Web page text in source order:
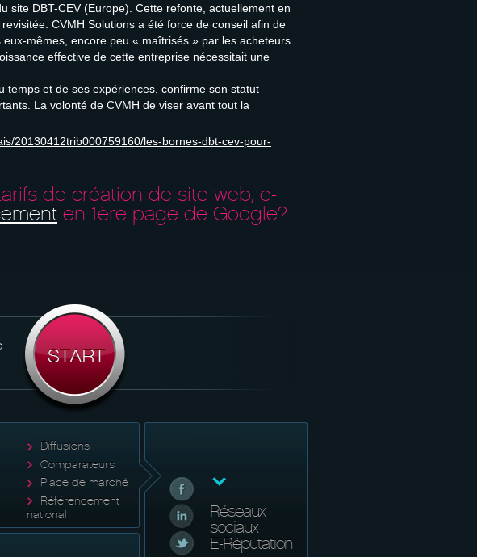
site DBT-CEV (Europe). Cette refonte, actuellement en
CVMH Solutions a été force de conseil afin de
mêmes, encore peu « maîtrisés » par les acheteurs.
effective de cette entreprise nécessitait une
temps et de ses expériences, confirme son statut
La volonté de CVMH de viser avant tout la
20130412trib000759160/les-bornes-dbt-cev-pour-
de création de site web, e-
en 1ère page de Google?
Diffusions
Comparateurs
Place de marché
Référencement
national
Réseaux
sociaux
E-Réputation